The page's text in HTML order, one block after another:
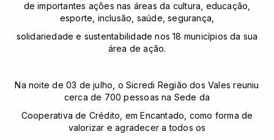
de importantes ações nas áreas da cultura, educação,
esporte, inclusão, saúde, segurança,
solidariedade e sustentabilidade nos 18 municípios da sua
área de ação.
Na noite de 03 de julho, o Sicredi Região dos Vales reuniu
cerca de 700 pessoas na Sede da
Cooperativa de Crédito, em Encantado, como forma de
valorizar e agradecer a todos os